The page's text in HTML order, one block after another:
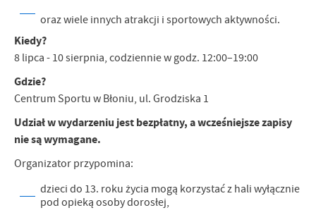
oraz wiele innych atrakcji i sportowych aktywności.
Kiedy?
8 lipca - 10 sierpnia, codziennie w godz. 12:00–19:00
Gdzie?
Centrum Sportu w Błoniu, ul. Grodziska 1
Udział w wydarzeniu jest bezpłatny, a wcześniejsze zapisy
nie są wymagane.
Organizator przypomina:
dzieci do 13. roku życia mogą korzystać z hali wyłącznie
pod opieką osoby dorosłej,